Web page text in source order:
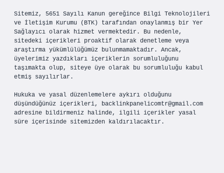
Sitemiz, 5651 Sayılı Kanun gereğince Bilgi Teknolojileri
ve İletişim Kurumu (BTK) tarafından onaylanmış bir Yer
Sağlayıcı olarak hizmet vermektedir. Bu nedenle,
sitedeki içerikleri proaktif olarak denetleme veya
araştırma yükümlülüğümüz bulunmamaktadır. Ancak,
üyelerimiz yazdıkları içeriklerin sorumluluğunu
taşımakta olup, siteye üye olarak bu sorumluluğu kabul
etmiş sayılırlar.
Hukuka ve yasal düzenlemelere aykırı olduğunu
düşündüğünüz içerikleri, backlinkpanelicomtr@gmail.com
adresine bildirmeniz halinde, ilgili içerikler yasal
süre içerisinde sitemizden kaldırılacaktır.